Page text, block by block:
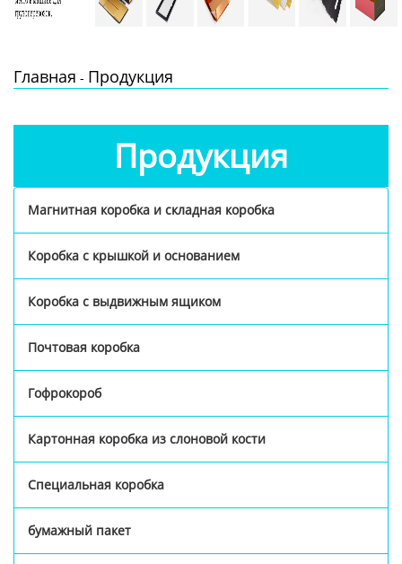
Главная - Продукция
Продукция
Магнитная коробка и складная коробка
Коробка с крышкой и основанием
Коробка с выдвижным ящиком
Почтовая коробка
Гофрокороб
Картонная коробка из слоновой кости
Специальная коробка
бумажный пакет